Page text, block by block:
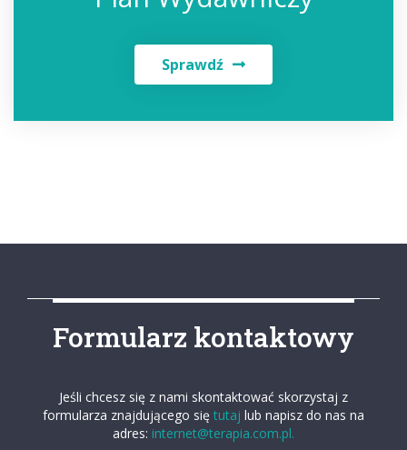
Sprawdź
Formularz kontaktowy
Jeśli chcesz się z nami skontaktować skorzystaj z
formularza znajdującego się tutaj lub napisz do nas na
adres: internet@terapia.com.pl.